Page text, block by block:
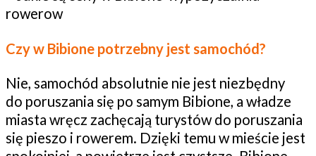
Czy w Bibione potrzebny jest samochód?
Nie, samochód absolutnie nie jest niezbędny
do poruszania się po samym Bibione, a władze
miasta wręcz zachęcają turystów do poruszania
się pieszo i rowerem. Dzięki temu w mieście jest